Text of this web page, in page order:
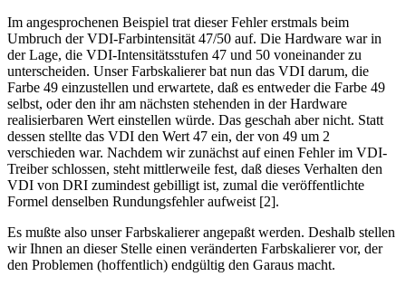
Im angesprochenen Beispiel trat dieser Fehler erstmals beim
Umbruch der VDI-Farbintensität 47/50 auf. Die Hardware war in
der Lage, die VDI-Intensitätsstufen 47 und 50 voneinander zu
unterscheiden. Unser Farbskalierer bat nun das VDI darum, die
Farbe 49 einzustellen und erwartete, daß es entweder die Farbe 49
selbst, oder den ihr am nächsten stehenden in der Hardware
realisierbaren Wert einstellen würde. Das geschah aber nicht. Statt
dessen stellte das VDI den Wert 47 ein, der von 49 um 2
verschieden war. Nachdem wir zunächst auf einen Fehler im VDI-
Treiber schlossen, steht mittlerweile fest, daß dieses Verhalten den
VDI von DRI zumindest gebilligt ist, zumal die veröffentlichte
Formel denselben Rundungsfehler aufweist [2].
Es mußte also unser Farbskalierer angepaßt werden. Deshalb stellen
wir Ihnen an dieser Stelle einen veränderten Farbskalierer vor, der
den Problemen (hoffentlich) endgültig den Garaus macht.